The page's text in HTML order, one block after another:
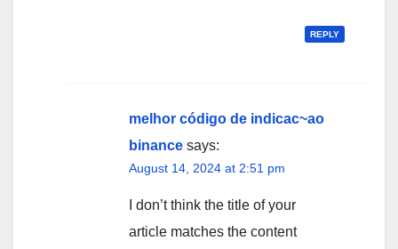
REPLY
melhor código de indicac~ao
binance says:
August 14, 2024 at 2:51 pm
I don’t think the title of your
article matches the content